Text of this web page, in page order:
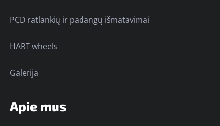
PCD ratlankių ir padangų išmatavimai
HART wheels
Galerija
Apie mus